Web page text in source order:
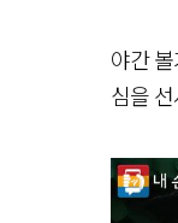
야간
심을